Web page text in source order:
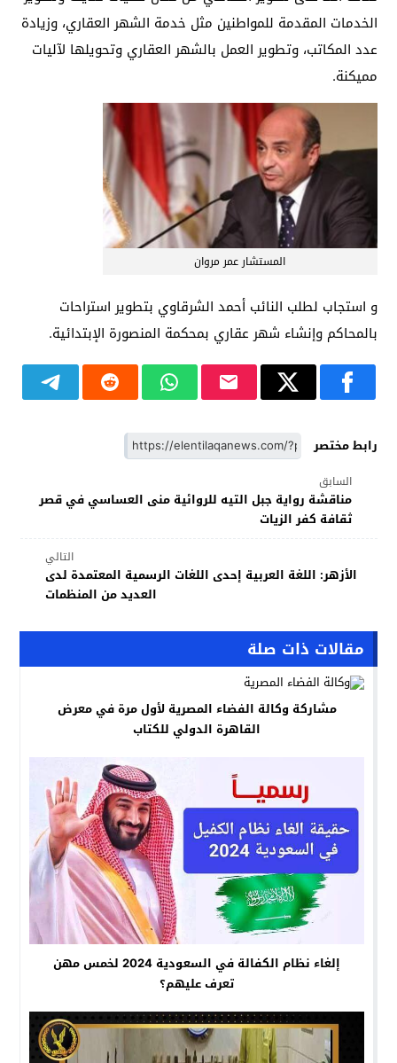
الخدمات المقدمة للمواطنين مثل ‏خدمة الشهر العقاري، وزيادة
عدد المكاتب، وتطوير العمل بالشهر العقاري وتحويلها لآليات
‏مميكنة‎.
المستشار عمر مروان
و استجاب لطلب النائب أحمد الشرقاوي بتطوير استراحات
بالمحاكم وإنشاء شهر عقاري بمحكمة المنصورة الإبتدائية.
رابط مختصر
السابق
مناقشة رواية جبل التيه للروائية منى العساسي في قصر
ثقافة كفر الزيات
التالي
الأزهر: اللغة العربية إحدى اللغات الرسمية المعتمدة لدى
العديد من المنظمات
مقالات ذات صلة
مشاركة وكالة الفضاء المصرية لأول مرة في معرض
القاهرة الدولي للكتاب
إلغاء نظام الكفالة في السعودية 2024 لخمس مهن
تعرف عليهم؟